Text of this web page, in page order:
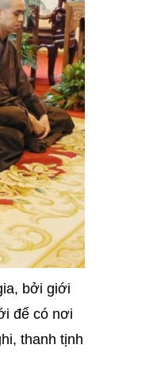
bởi giới
để có nơi
thanh tịnh